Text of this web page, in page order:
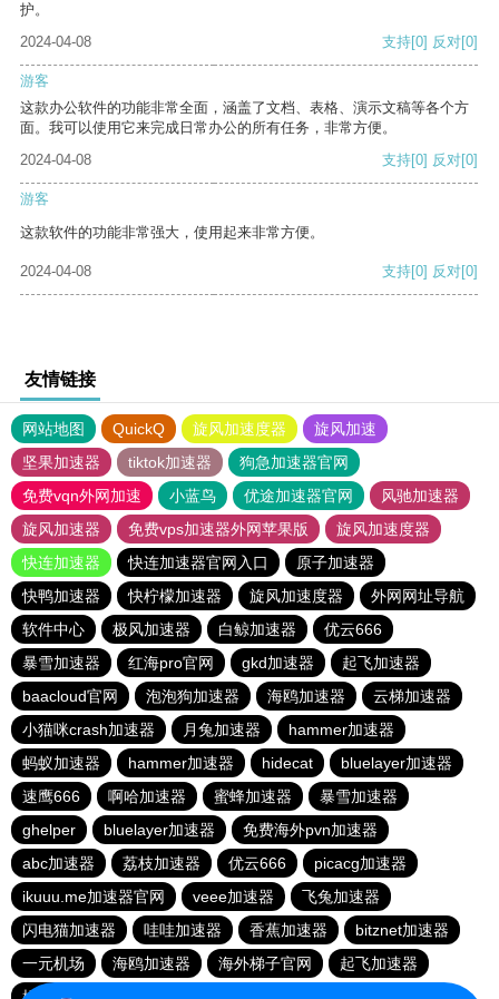
护。
2024-04-08
支持[0] 反对[0]
游客
这款办公软件的功能非常全面，涵盖了文档、表格、演示文稿等各个方
面。我可以使用它来完成日常办公的所有任务，非常方便。
2024-04-08
支持[0] 反对[0]
游客
这款软件的功能非常强大，使用起来非常方便。
2024-04-08 支持[0] 反对[0]
友情链接
网站地图 QuickQ 旋风加速度器
旋风加速
坚果加速器
tiktok加速器
狗急加速器官网
免费vqn外网加速
小蓝鸟 优途加速器官网
风驰加速器
旋风加速器
免费vps加速器外网苹果版
旋风加速度器
快连加速器
快连加速器官网入口
原子加速器
快鸭加速器
快柠檬加速器 旋风加速度器
外网网址导航
软件中心
极风加速器 白鲸加速器
优云666
暴雪加速器
红海pro官网 gkd加速器
起飞加速器
baacloud官网
泡泡狗加速器 海鸥加速器
云梯加速器
小猫咪crash加速器
月兔加速器
hammer加速器
蚂蚁加速器
hammer加速器 hidecat
bluelayer加速器
速鹰666
啊哈加速器 蜜蜂加速器
暴雪加速器
ghelper
bluelayer加速器
免费海外pvn加速器
abc加速器
荔枝加速器 优云666
picacg加速器
ikuuu.me加速器官网
veee加速器
飞兔加速器
闪电猫加速器
哇哇加速器 香蕉加速器
bitznet加速器
一元机场
海鸥加速器 海外梯子官网
起飞加速器